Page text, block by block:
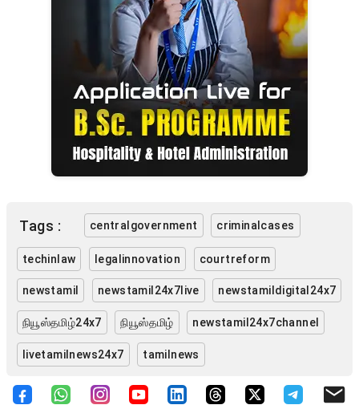
Tags : centralgovernment criminalcases
techinlaw legalinnovation courtreform
newstamil newstamil24x7live newstamildigital24x7
நியூஸ்தமிழ்24x7 நியூஸ்தமிழ் newstamil24x7channel
livetamilnews24x7 tamilnews